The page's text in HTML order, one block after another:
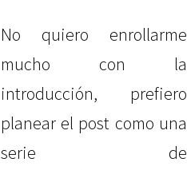
No quiero enrollarme
mucho con la
introducción, prefiero
planear el post como una
serie de